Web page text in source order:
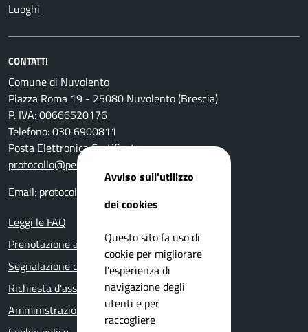
Luoghi
CONTATTI
Comune di Nuvolento
Piazza Roma 19 - 25080 Nuvolento (Brescia)
P. IVA: 00666520176
Telefono: 030 6900811
Posta Elettronica Certificata:
protocollo@pec.comune.nuvolento.bs.it
Email: protocollo@comune.nuvolento.bs.it
Leggi le FAQ
Prenotazione appuntamento
Segnalazione disservizio
Richiesta d'assistenza
Amministrazione trasparente
Avviso sull'utilizzo
dei cookies
Questo sito fa uso di
cookie per migliorare
l’esperienza di
navigazione degli
utenti e per
raccogliere